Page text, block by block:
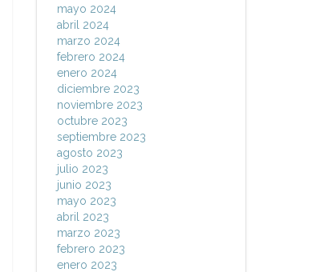
mayo 2024
abril 2024
marzo 2024
febrero 2024
enero 2024
diciembre 2023
noviembre 2023
octubre 2023
septiembre 2023
agosto 2023
julio 2023
junio 2023
mayo 2023
abril 2023
marzo 2023
febrero 2023
enero 2023